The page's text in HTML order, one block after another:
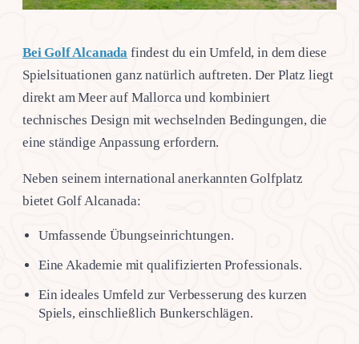
Bei Golf Alcanada findest du ein Umfeld, in dem diese
Spielsituationen ganz natürlich auftreten. Der Platz liegt
direkt am Meer auf Mallorca und kombiniert
technisches Design mit wechselnden Bedingungen, die
eine ständige Anpassung erfordern.
Neben seinem international anerkannten Golfplatz
bietet Golf Alcanada:
Umfassende Übungseinrichtungen.
Eine Akademie mit qualifizierten Professionals.
Ein ideales Umfeld zur Verbesserung des kurzen
Spiels, einschließlich Bunkerschlägen.